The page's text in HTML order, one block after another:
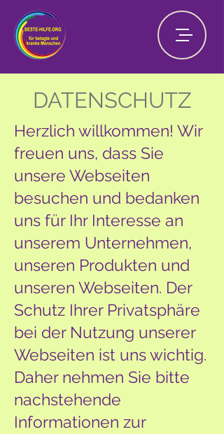
DATENSCHUTZ
Herzlich willkommen! Wir
freuen uns, dass Sie
unsere Webseiten
besuchen und bedanken
uns für Ihr Interesse an
unserem Unternehmen,
unseren Produkten und
unseren Webseiten. Der
Schutz Ihrer Privatsphäre
bei der Nutzung unserer
Webseiten ist uns wichtig.
Daher nehmen Sie bitte
nachstehende
Informationen zur